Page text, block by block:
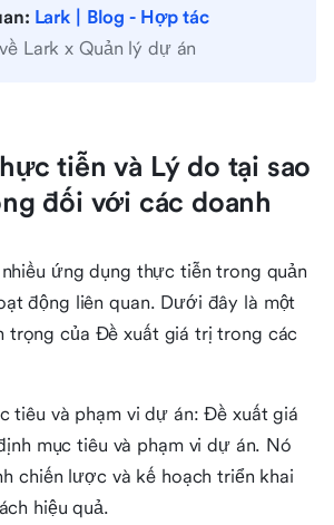
Lark | Blog - Hợp tác
Lark x Quản lý dự án
tiễn và Lý do tại sao
đối với các doanh
ứng dụng thực tiễn trong quản
động liên quan. Dưới đây là một
trọng của Đề xuất giá trị trong các
tiêu và phạm vi dự án: Đề xuất giá
mục tiêu và phạm vi dự án. Nó
chiến lược và kế hoạch triển khai
hiệu quả.